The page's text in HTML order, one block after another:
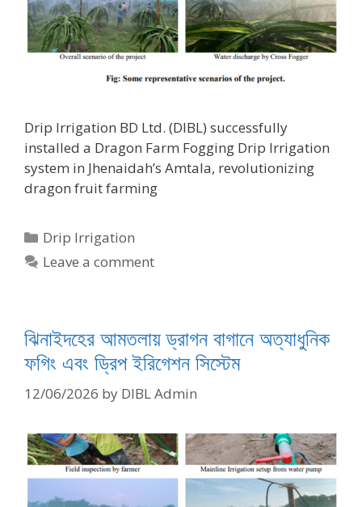
Drip Irrigation BD Ltd. (DIBL) successfully
installed a Dragon Farm Fogging Drip Irrigation
system in Jhenaidah’s Amtala, revolutionizing
dragon fruit farming
Categories
Drip Irrigation
Leave a comment
ঝিনাইদহের আমতলায় ড্রাগন বাগানে অত্যাধুনিক
ফগিং এবং ড্রিপ ইরিগেশন সিস্টেম
12/06/2026 by DIBL Admin